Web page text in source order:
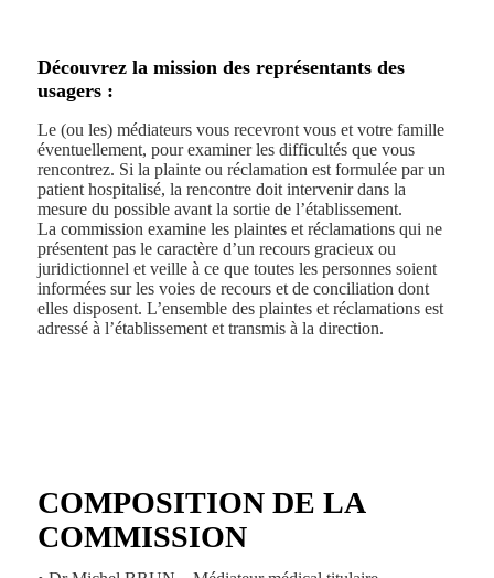
Découvrez la mission des représentants des
usagers :
Le (ou les) médiateurs vous recevront vous et votre famille
éventuellement, pour examiner les difficultés que vous
rencontrez. Si la plainte ou réclamation est formulée par un
patient hospitalisé, la rencontre doit intervenir dans la
mesure du possible avant la sortie de l’établissement.
La commission examine les plaintes et réclamations qui ne
présentent pas le caractère d’un recours gracieux ou
juridictionnel et veille à ce que toutes les personnes soient
informées sur les voies de recours et de conciliation dont
elles disposent. L’ensemble des plaintes et réclamations est
adressé à l’établissement et transmis à la direction.
COMPOSITION DE LA
COMMISSION